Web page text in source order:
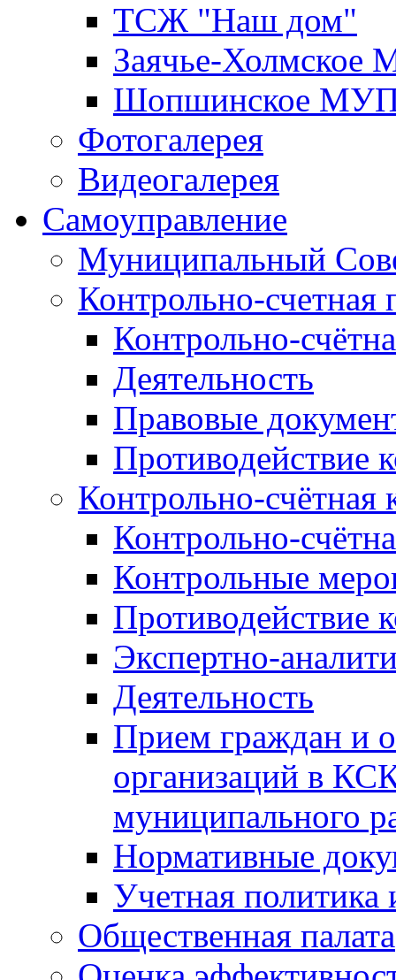
ТСЖ "Наш дом"
Заячье-
Шопшинское
Фотогалерея
Видеогалерея
Самоуправление
Муниципальный
Контрольно-счетная
Контрольно-
Деятельность
Правовые
Противодействие
Контрольно-счётная
Контрольно-
Контрольные
Противодействие
Экспертно-
Деятельность
Прием граждан и
организаций в
муниципального
Нормативные
Учетная политика
Общественная палата